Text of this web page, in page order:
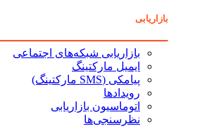
بازاریابی
بازاریابی شبکه‌های اجتماعی
ایمیل مارکتینگ
پیامکی (SMS مارکتینگ)
رویدادها
اتوماسیون بازاریابی
نظرسنجی‌ها